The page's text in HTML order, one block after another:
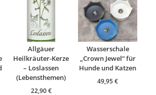
Allgäuer
Heilkräuter-Kerze
– Loslassen
(Lebensthemen)
22,90€
Wasserschale
„Crown Jewel“ für
Hunde und Katzen
49,95€